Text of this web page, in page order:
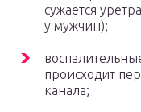
сужается
у мужчин);
происходит
канала;